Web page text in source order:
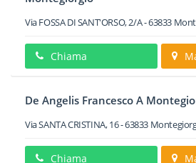
Via FOSSA DI SANT'ORSO, 2/A-63833
Chiama
De Angelis Francesco A
Via SANTA CRISTINA, 16-63833
Chiama